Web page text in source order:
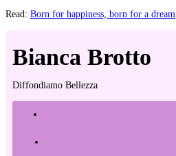
Read: Born for happiness, born for a dream
Bianca Brotto
Diffondiamo Bellezza